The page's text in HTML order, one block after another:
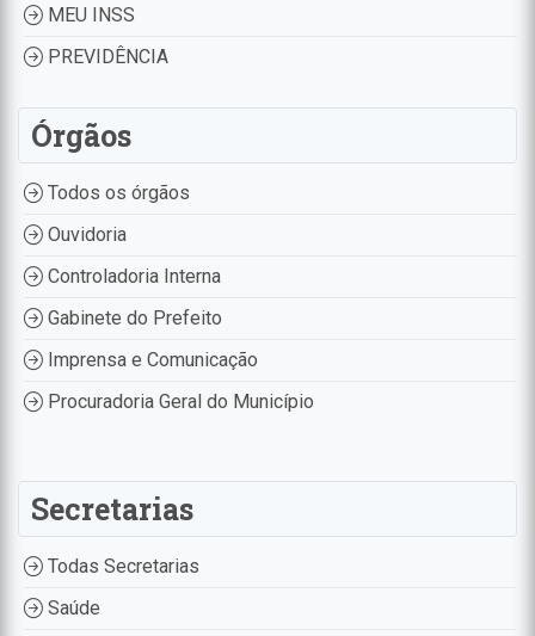
MEU INSS
PREVIDÊNCIA
Órgãos
Todos os órgãos
Ouvidoria
Controladoria Interna
Gabinete do Prefeito
Imprensa e Comunicação
Procuradoria Geral do Município
Secretarias
Todas Secretarias
Saúde